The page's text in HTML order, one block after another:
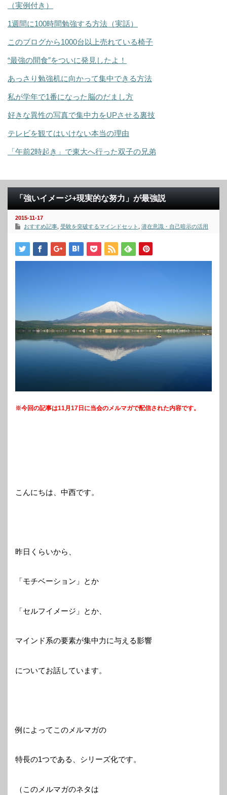
（実例付き）
1週間に100時間勉強する方法（実話）
このブログから1000台以上売れている椅子
“最強の間食”をついに発見したよ！
あっさり勉強机に向かって集中できる方法
私が学年で1番になった脳のだまし方
好きな異性の写真で集中力をUPさせる裏技
テレビを観てはいけない本当の理由
「午前2時起き」で東大へ行った双子の兄弟
「強いイメージ+現実的な努力」が最強説
2015-11-17
おすすめ記事 受験を突破するマインドセット 潜在意識・自己暗示の活用
※今回の記事は11月17日に当会のメルマガで配信された内容です。
こんにちは、中西です。
昨日くらいから、
「モチベーション」とか
「セルフイメージ」とか、
マインド系の要素が集中力に与える影響
についてお話しています。
例によってこのメルマガの
特長の1つである、シリーズ化です。
（このメルマガのネタは